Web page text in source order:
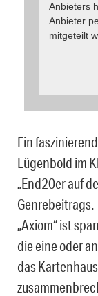
Anbieters
Anbieter
mitgeteilt
Ein
Lügenbold im
„End20er auf
Genrebeitrags.
„Axiom“ ist
die eine oder
das